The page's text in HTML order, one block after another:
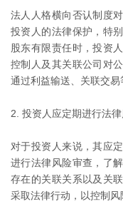
法人人格横向否认制度
投资人的法律保护，特
股东有限责任时，投资
控制人及其关联公司对
通过利益输送、关联交易
2. 投资人应定期进行法
对于投资人来说，其应
进行法律风险审查，了
存在的关联关系以及关
采取法律行动，以控制风